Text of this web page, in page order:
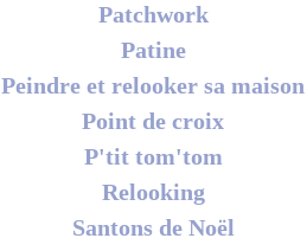
Patchwork
Patine
Peindre et relooker sa maison
Point de croix
P'tit tom'tom
Relooking
Santons de Noël